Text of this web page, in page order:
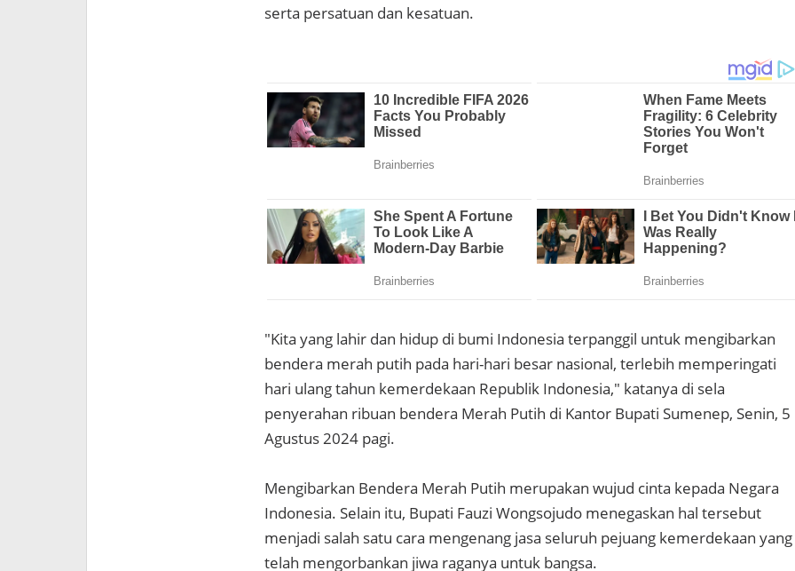
serta persatuan dan kesatuan.
"Kita yang lahir dan hidup di bumi Indonesia terpanggil untuk mengibarkan
bendera merah putih pada hari-hari besar nasional, terlebih memperingati
hari ulang tahun kemerdekaan Republik Indonesia," katanya di sela
penyerahan ribuan bendera Merah Putih di Kantor Bupati Sumenep, Senin, 5
Agustus 2024 pagi.
Mengibarkan Bendera Merah Putih merupakan wujud cinta kepada Negara
Indonesia. Selain itu, Bupati Fauzi Wongsojudo menegaskan hal tersebut
menjadi salah satu cara mengenang jasa seluruh pejuang kemerdekaan yang
telah mengorbankan jiwa raganya untuk bangsa.